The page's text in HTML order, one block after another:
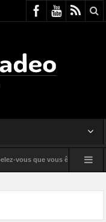
vous que vous êtes super !